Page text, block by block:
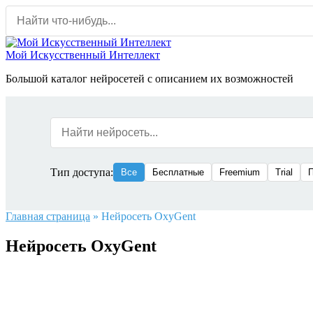
Перейти
содержанию
Мой Искусственный Интеллект
Большой каталог нейросетей с описанием их возможностей
Тип доступа: Все Бесплатные Freemium Trial
Главная страница » Нейросеть OxyGent
Нейросеть OxyGent